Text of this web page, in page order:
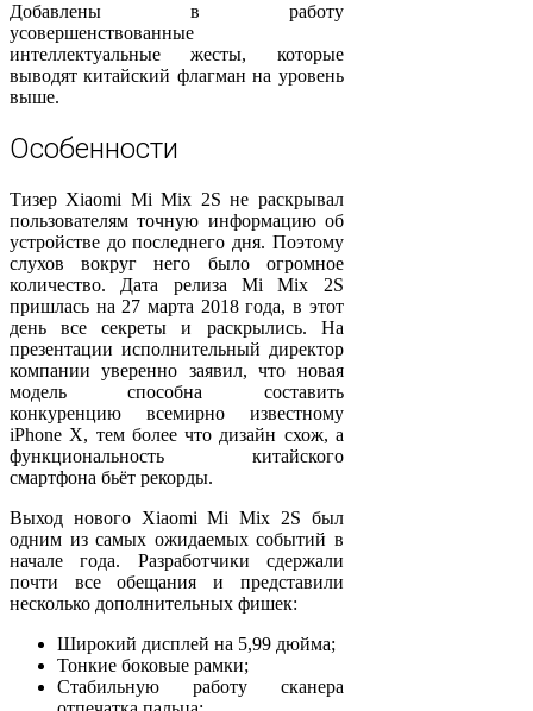
Добавлены в работу
усовершенствованные
интеллектуальные жесты, которые
выводят китайский флагман на уровень
выше.
Особенности
Тизер Xiaomi Mi Mix 2S не раскрывал
пользователям точную информацию об
устройстве до последнего дня. Поэтому
слухов вокруг него было огромное
количество. Дата релиза Mi Mix 2S
пришлась на 27 марта 2018 года, в этот
день все секреты и раскрылись. На
презентации исполнительный директор
компании уверенно заявил, что новая
модель способна составить
конкуренцию всемирно известному
iPhone X, тем более что дизайн схож, а
функциональность китайского
смартфона бьёт рекорды.
Выход нового Xiaomi Mi Mix 2S был
одним из самых ожидаемых событий в
начале года. Разработчики сдержали
почти все обещания и представили
несколько дополнительных фишек:
Широкий дисплей на 5,99 дюйма;
Тонкие боковые рамки;
Стабильную работу сканера